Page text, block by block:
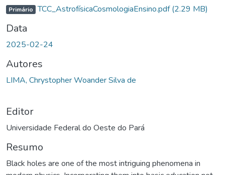
Primário TCC_AstrofísicaCosmologiaEnsino.pdf(2.29 MB)
Data
2025-02-24
Autores
LIMA, Chrystopher Woander Silva de
Editor
Universidade Federal do Oeste do Pará
Resumo
Black holes are one of the most intriguing phenomena in